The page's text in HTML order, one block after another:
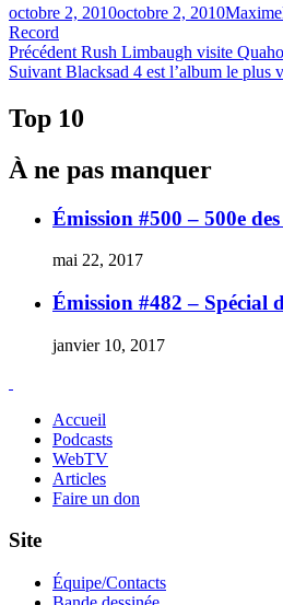
Publié
le
octobre 2, 2010octobre 2, 2010Maxime
Record
Navigation
de
l'article
Précédent Article
précédent :
Rush Limbaugh visite
Suivant Article
Blacksad 4 est l’album le plus
Top 10
À ne pas manquer
Émission #500 – 500e
mai 22, 2017
Émission #482 – Spécial
janvier 10, 2017
Accueil
Podcasts
WebTV
Articles
Faire un don
Site
Équipe/Contacts